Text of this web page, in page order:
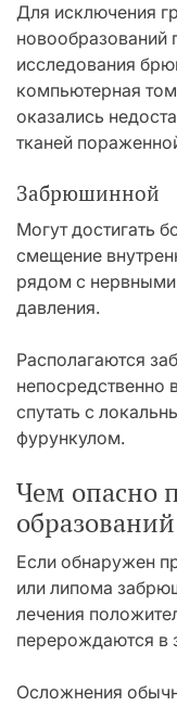
Для исключения
новообразований
исследования
компьютерная
оказались
тканей
Забрюшинной
Могут достигать
смещение
рядом с
давления.
Располагаются
непосредственно
спутать с
фурункулом.
Чем опасно
образований
Если обнаружен
или липома
лечения
перерождаются в
Осложнения